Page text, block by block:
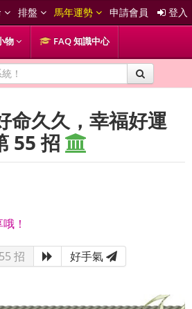
排盤 馬年運勢 申請會員 登入
物 FAQ 知識中心
命久久，幸福好運
55 招
！
招 好手氣